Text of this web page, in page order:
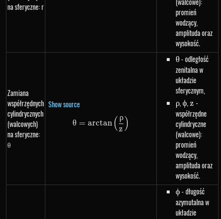
na sferyczne: r
promień
wodzący,
amplituda oraz
wysokość.
Zamiana
współrzędnych
cylindrycznych
(walcowych)
na sferyczne:
θ
Show source
θ = arctan ( z
ρ )
\theta
θ- odległość
zenitalna w
układzie
sferycznym,
\rho
ρ, \phi
ϕ, z
z -
współrzędne
cylindryczne
(walcowe):
promień
wodzący,
amplituda oraz
wysokość.
\phi
ϕ- długość
azymutalna w
układzie